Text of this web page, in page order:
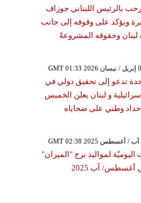
بالرئيس اللبناني جوزاف
ويؤكد على وقوفه إلى جانب
لبنان وحقوقه المشروعةً
تدعو إلى تحقيق دولي في
و لبنان يعلن الخميس
وطني على ضحاياه
اليوميّة لمواليد برج "الميزان"
أغسطس/ آب 2025